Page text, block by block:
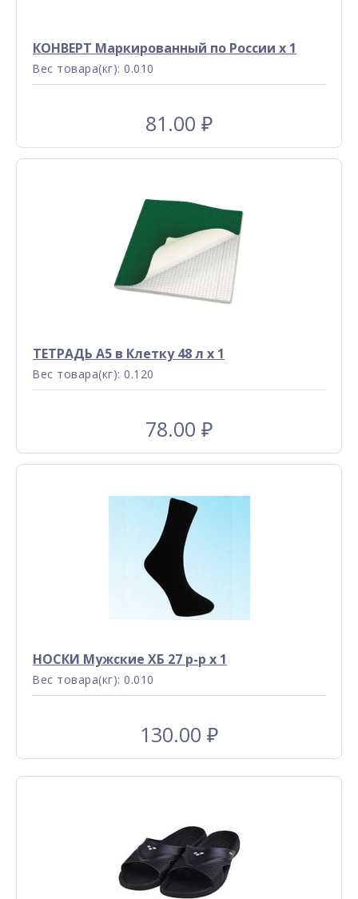
КОНВЕРТ Маркированный по России x 1
Вес товара(кг): 0.010
81.00 ₽
ТЕТРАДЬ А5 в Клетку 48 л x 1
Вес товара(кг): 0.120
78.00 ₽
НОСКИ Мужские ХБ 27 р-р x 1
Вес товара(кг): 0.010
130.00 ₽